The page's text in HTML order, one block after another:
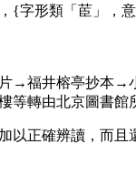
{字形類「茞」，
→福井榕亭抄本→
等轉由北京圖書館
正確辨讀，而